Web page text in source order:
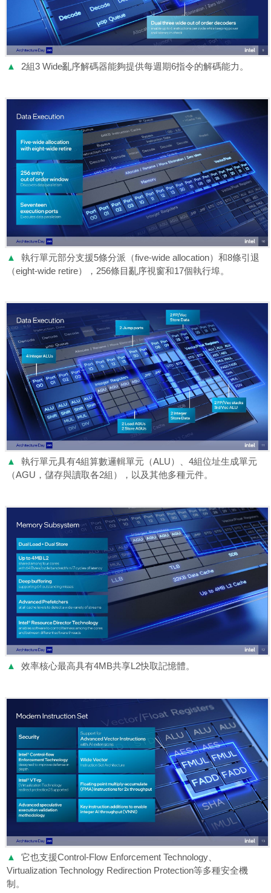
▲ 2組3 Wide亂序解碼器能夠提供每週期6指令的解碼能力。
▲
執行單元部分支援5條分派（five-wide allocation）和8條引退
（eight-wide retire），256條目亂序視窗和17個執行埠。
▲
執行單元具有4組算數邏輯單元（ALU）、4組位址生成單元
（AGU，儲存與讀取各2組），以及其他多種元件。
▲ 效率核心最高具有4MB共享L2快取記憶體。
▲
它也支援Control-Flow Enforcement Technology、
Virtualization Technology Redirection Protection等多種安全機
制。